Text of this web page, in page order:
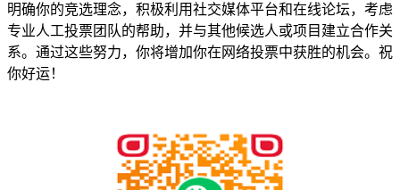
明确你的竞选理念，积极利用社交媒体平台和在线论坛，考虑
专业人工投票团队的帮助，并与其他候选人或项目建立合作关
系。通过这些努力，你将增加你在网络投票中获胜的机会。祝
你好运！